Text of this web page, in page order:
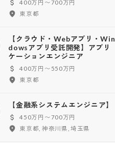
400万円〜700万円
東京都
【クラウド・Webアプリ・Win
dowsアプリ受託開発】アプリ
ケーションエンジニア
400万円〜550万円
東京都
【金融系システムエンジニア】
450万円〜700万円
東京都, 神奈川県, 埼玉県